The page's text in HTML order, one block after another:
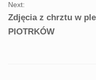
NAVIGATION
Next:
Zdjęcia z chrztu w
PIOTRKÓW